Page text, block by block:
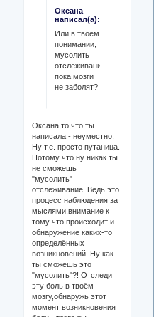
Оксана
написал(а):
Или в твоём
понимании,
мусолить
отслеживание
пока мозги
не заболят?
Оксана,то,что ты
написала - неуместно.
Ну т.е. просто путаница.
Потому что ну никак ты
не сможешь
"мусолить"
отслеживание. Ведь это
процесс наблюдения за
мыслями,внимание к
тому что происходит и
обнаружение каких-то
определённых
возникновений. Ну как
ты сможешь это
"мусолить"?! Отследи
эту боль в твоём
мозгу,обнаружь этот
момент возникновения